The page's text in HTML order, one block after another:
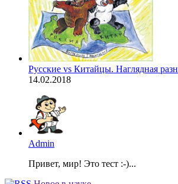
Русские vs Китайцы. Наглядная
14.02.2018
Admin
Привет, мир! Это тест :-)...